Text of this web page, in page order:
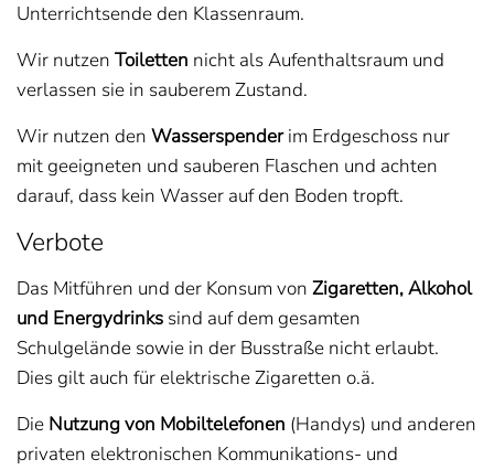
Unterrichtsende den Klassenraum.
Wir nutzen Toiletten nicht als Aufenthaltsraum und
verlassen sie in sauberem Zustand.
Wir nutzen den Wasserspenderim Erdgeschoss nur
mit geeigneten und sauberen Flaschen und achten
darauf, dass kein Wasser auf den Boden tropft.
Verbote
Das Mitführen und der Konsum von Zigaretten, Alkohol
und Energydrinks sind auf dem gesamten
Schulgelände sowie in der Busstraße nicht erlaubt.
Dies gilt auch für elektrische Zigaretten o.ä.
Die Nutzung von Mobiltelefonen (Handys) und anderen
privaten elektronischen Kommunikations- und